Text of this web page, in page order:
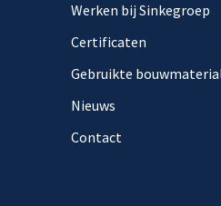
Werken bij Sinkegroep
Certificaten
Gebruikte
Nieuws
Contact